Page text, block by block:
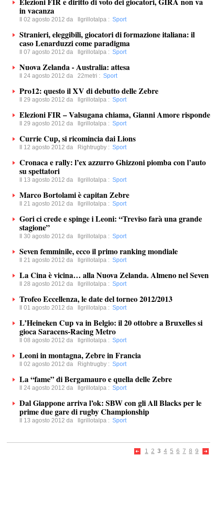
in vacanza
Il 02 agosto 2012 da Ilgrillotalpa : Sport
Stranieri, eleggibili, giocatori di formazione italiana: il
caso Lenarduzzi come paradigma
Il 07 agosto 2012 da Ilgrillotalpa : Sport
Nuova Zelanda - Australia: attesa
Il 24 agosto 2012 da 22metri : Sport
Pro12: questo il XV di debutto delle Zebre
Il 29 agosto 2012 da Ilgrillotalpa : Sport
Elezioni FIR – Valsugana chiama, Gianni Amore risponde
Il 29 agosto 2012 da Ilgrillotalpa : Sport
Currie Cup, si ricomincia dai Lions
Il 12 agosto 2012 da Rightrugby : Sport
Cronaca e rally: l’ex azzurro Ghizzoni piomba con l’auto
su spettatori
Il 13 agosto 2012 da Ilgrillotalpa : Sport
Marco Bortolami è capitan Zebre
Il 21 agosto 2012 da Ilgrillotalpa : Sport
Gori ci crede e spinge i Leoni: “Treviso farà una grande
stagione”
Il 30 agosto 2012 da Ilgrillotalpa : Sport
Seven femminile, ecco il primo ranking mondiale
Il 21 agosto 2012 da Ilgrillotalpa : Sport
La Cina è vicina… alla Nuova Zelanda. Almeno nel Seven
Il 28 agosto 2012 da Ilgrillotalpa : Sport
Trofeo Eccellenza, le date del torneo 2012/2013
Il 01 agosto 2012 da Ilgrillotalpa : Sport
L’Heineken Cup va in Belgio: il 20 ottobre a Bruxelles si
gioca Saracens-Racing Metro
Il 08 agosto 2012 da Ilgrillotalpa : Sport
Leoni in montagna, Zebre in Francia
Il 02 agosto 2012 da Rightrugby : Sport
La “fame” di Bergamauro e quella delle Zebre
Il 24 agosto 2012 da Ilgrillotalpa : Sport
Dal Giappone arriva l’ok: SBW con gli All Blacks per le
prime due gare di rugby Championship
Il 13 agosto 2012 da Ilgrillotalpa : Sport
1 2 3 4 5 6 7 8 9